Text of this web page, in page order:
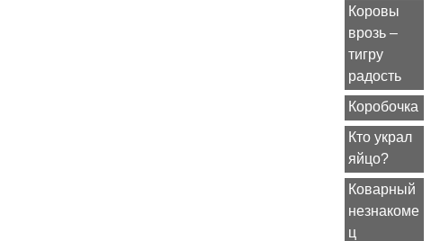
Коровы
врозь –
тигру
радость
Коробочка
Кто украл
яйцо?
Коварный
незнакоме
ц